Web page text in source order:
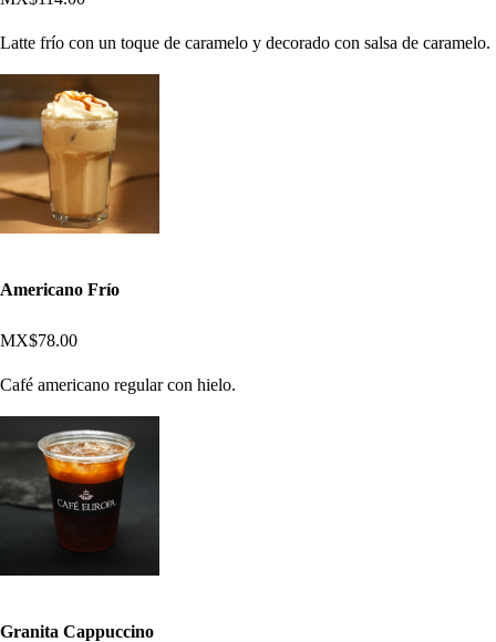
Latte frío con un toque de caramelo y decorado con salsa de caramelo.
Americano Frío
MX$78.00
Café americano regular con hielo.
Granita Cappuccino